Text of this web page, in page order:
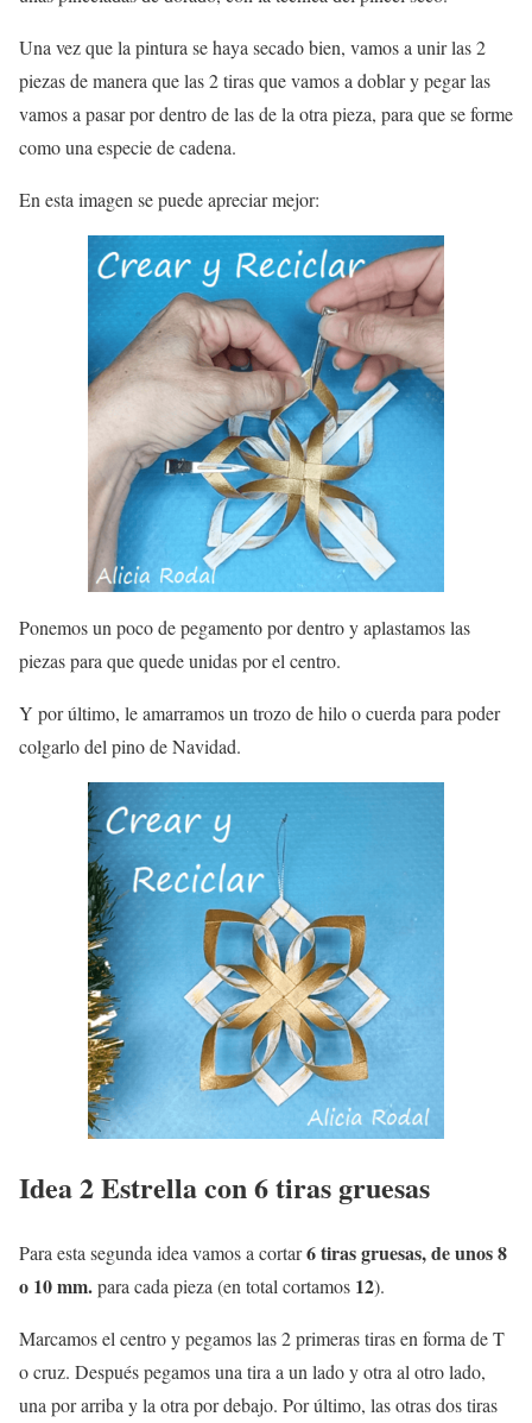
Una vez que la pintura se haya secado bien, vamos a unir las 2
piezas de manera que las 2 tiras que vamos a doblar y pegar las
vamos a pasar por dentro de las de la otra pieza, para que se forme
como una especie de cadena.
En esta imagen se puede apreciar mejor:
Ponemos un poco de pegamento por dentro y aplastamos las
piezas para que quede unidas por el centro.
Y por último, le amarramos un trozo de hilo o cuerda para poder
colgarlo del pino de Navidad.
Idea 2 Estrella con 6 tiras gruesas
Para esta segunda idea vamos a cortar6 tiras gruesas, de unos 8
o 10 mm.para cada pieza (en total cortamos 12).
Marcamos el centro y pegamos las 2 primeras tiras en forma de T
o cruz. Después pegamos una tira a un lado y otra al otro lado,
una por arriba y la otra por debajo. Por último, las otras dos tiras